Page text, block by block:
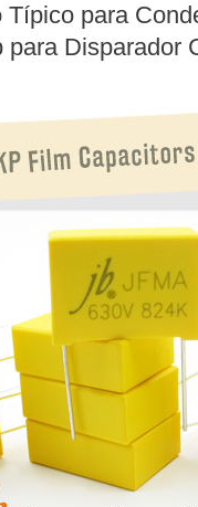
para
para Disparador